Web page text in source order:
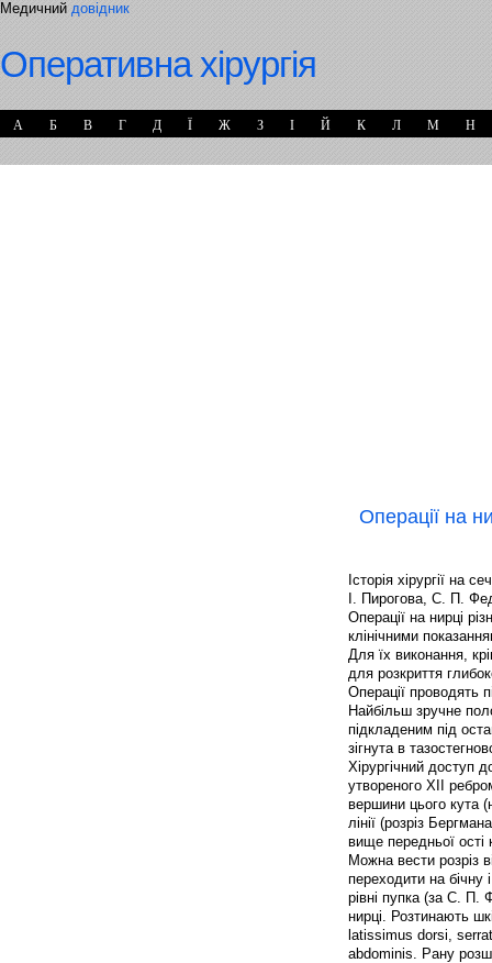
Медичний довідник
Оперативна хірургія
А Б В Г Д Ї Ж З І Й К Л М Н
Операції на
Історія хірургії на
І. Пирогова, С. П.
Операції на нирці
клінічними
Для їх виконання,
для розкриття
Операції проводять
Найбільш зручне
підкладеним під
зігнута в
Хірургічний доступ
утвореного XII
вершини цього кута
лінії (розріз
вище передньої ості
Можна вести розріз
переходити на
рівні пупка (за С. П.
нирці. Розтинають
latissimus dorsi,
abdominis. Рану